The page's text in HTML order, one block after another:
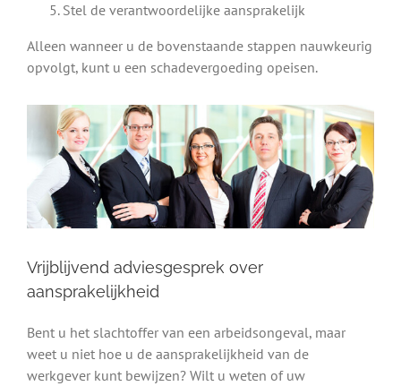
Stel de verantwoordelijke aansprakelijk
Alleen wanneer u de bovenstaande stappen nauwkeurig
opvolgt, kunt u een schadevergoeding opeisen.
Vrijblijvend adviesgesprek over
aansprakelijkheid
Bent u het slachtoffer van een arbeidsongeval, maar
weet u niet hoe u de aansprakelijkheid van de
werkgever kunt bewijzen? Wilt u weten of uw